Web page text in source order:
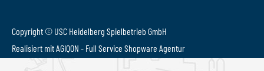
Copyright © USC Heidelberg Spielbetrieb GmbH
Realisiert mit AGIQON - Full Service Shopware Agentur